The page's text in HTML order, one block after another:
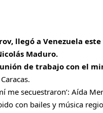
llegó a Venezuela este
Maduro.
de trabajo con el
me secuestraron’: Aída
con bailes y música